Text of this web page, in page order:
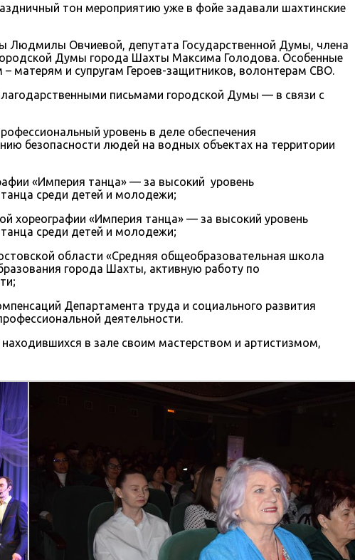
тон мероприятию уже в фойе задавали шахтинские
Людмилы Овчиевой, депутата Государственной Думы, члена
Думы города Шахты Максима Голодова. Особенные
и супругам Героев-защитников, волонтерам СВО.
письмами городской Думы — в связи с
уровень в деле обеспечения
безопасности людей на водных объектах на территории
«Империя танца» — за высокий уровень
среди детей и молодежи;
хореографии «Империя танца» — за высокий уровень
среди детей и молодежи;
области «Средняя общеобразовательная школа
города Шахты, активную работу по
Департамента труда и социального развития
деятельности.
в зале своим мастерством и артистизмом,